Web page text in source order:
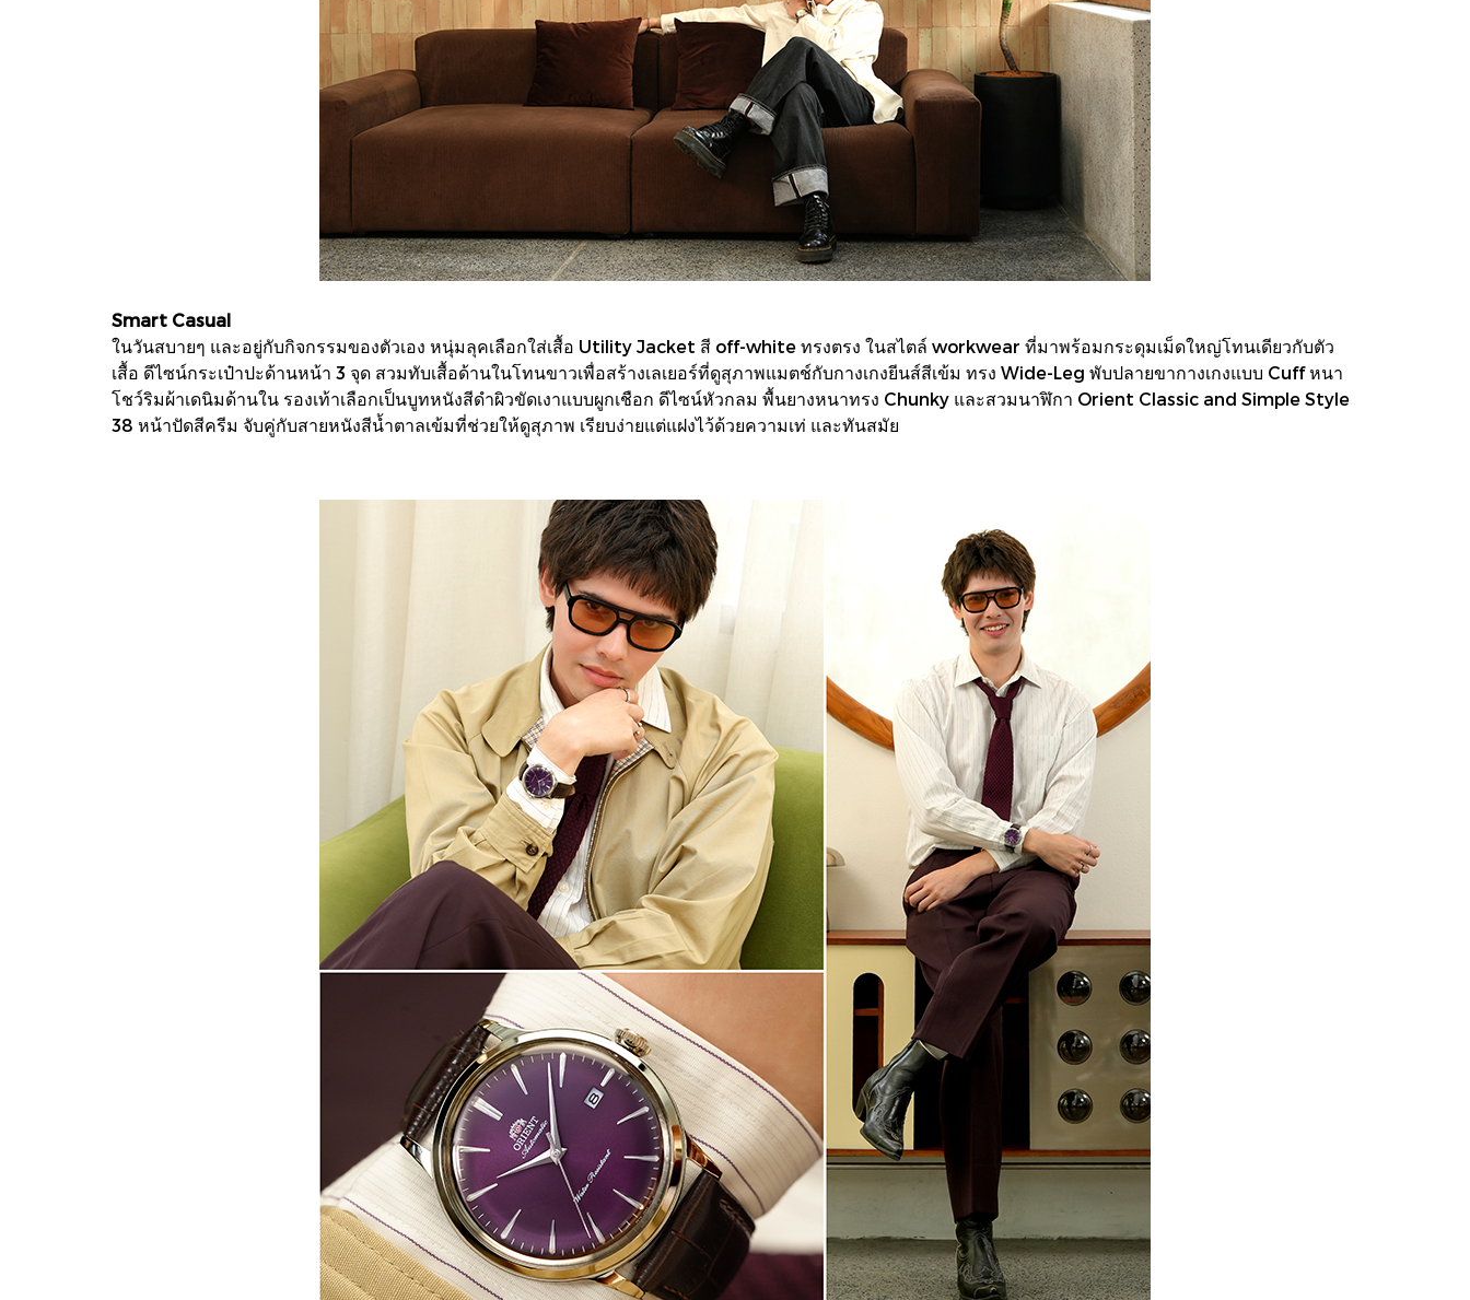
Smart Casual
ในวันสบายๆ และอยู่กับกิจกรรมของตัวเอง หนุ่มลุคเลือกใส่เสื้อ Utility Jacket สี off-white ทรงตรง ในสไตล์ workwear ที่มาพร้อมกระดุมเม็ดใหญ่โทนเดียวกับตัว
เสื้อ ดีไซน์กระเป๋าปะด้านหน้า 3 จุด สวมทับเสื้อด้านในโทนขาวเพื่อสร้างเลเยอร์ที่ดูสุภาพแมตช์กับกางเกงยีนส์สีเข้ม ทรง Wide-Leg พับปลายขากางเกงแบบ Cuff หนา
โชว์ริมผ้าเดนิมด้านใน รองเท้าเลือกเป็นบูทหนังสีดำผิวขัดเงาแบบผูกเชือก ดีไซน์หัวกลม พื้นยางหนาทรง Chunky และสวมนาฬิกา Orient Classic and Simple Style
38 หน้าปัดสีครีม จับคู่กับสายหนังสีน้ำตาลเข้มที่ช่วยให้ดูสุภาพ เรียบง่ายแต่แฝงไว้ด้วยความเท่ และทันสมัย